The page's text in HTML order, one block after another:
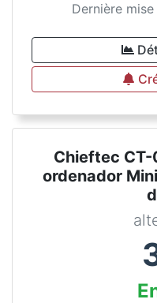
Dernière
Chieftec CT-
ordenador